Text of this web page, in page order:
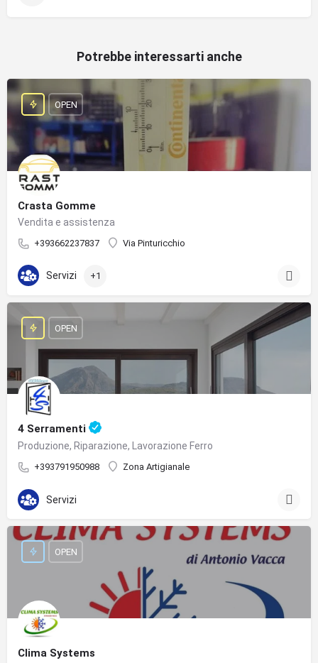
Potrebbe interessarti anche
Crasta Gomme
Vendita e assistenza
+393662237837 Via Pinturicchio
OPEN
Servizi +1
4 Serramenti
Produzione, Riparazione, Lavorazione Ferro
+393791950988 Zona Artigianale
OPEN
Servizi
Clima Systems
OPEN